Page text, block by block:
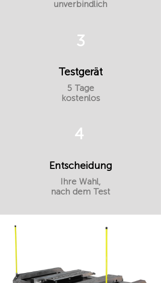
unverbindlich
3
Testgerät
5 Tage
kostenlos
4
Entscheidung
Ihre Wahl,
nach dem Test